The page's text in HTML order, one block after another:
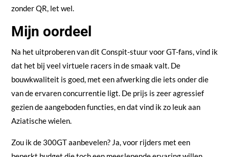
zonder QR, let wel.
Mijn oordeel
Na het uitproberen van dit Conspit-stuur voor GT-fans, vind ik
dat het bij veel virtuele racers in de smaak valt. De
bouwkwaliteit is goed, met een afwerking die iets onder die
van de ervaren concurrentie ligt. De prijs is zeer agressief
gezien de aangeboden functies, en dat vind ik zo leuk aan
Aziatische wielen.
Zou ik de 300GT aanbevelen? Ja, voor rijders met een